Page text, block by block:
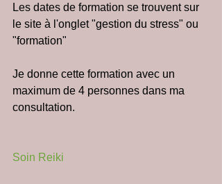
Les dates de formation se trouvent sur
le site à l'onglet "gestion du stress" ou
"formation"
Je donne cette formation avec un
maximum de 4 personnes dans ma
consultation.
Soin Reiki